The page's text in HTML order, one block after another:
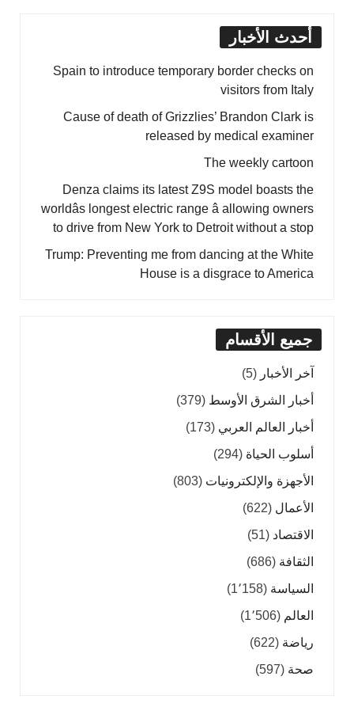
أحدث الأخبار
Spain to introduce temporary border checks on
visitors from Italy
Cause of death of Grizzlies’ Brandon Clark is
released by medical examiner
The weekly cartoon
Denza claims its latest Z9S model boasts the
worldâs longest electric range â allowing owners
to drive from New York to Detroit without a stop
Trump: Preventing me from dancing at the White
House is a disgrace to America
جميع الأقسام
آخر الأخبار (5)
أخبار الشرق الأوسط (379)
أخبار العالم العربي (173)
أسلوب الحياة (294)
الأجهزة والإلكترونيات (803)
الأعمال (622)
الاقتصاد (51)
الثقافة (686)
السياسة (1٬158)
العالم (1٬506)
رياضة (622)
صحة (597)